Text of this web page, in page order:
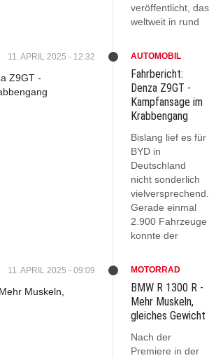
veröffentlicht, das
weltweit in rund
11. APRIL 2025 - 12:32 AUTOMOBIL
Fahrbericht:
Denza Z9GT -
Kampfansage im
Krabbengang
Bislang lief es für
BYD in
Deutschland
nicht sonderlich
vielversprechend.
Gerade einmal
2.900 Fahrzeuge
konnte der
11. APRIL 2025 - 09:09 MOTORRAD
BMW R 1300 R -
Mehr Muskeln,
gleiches Gewicht
Nach der
Premiere in der